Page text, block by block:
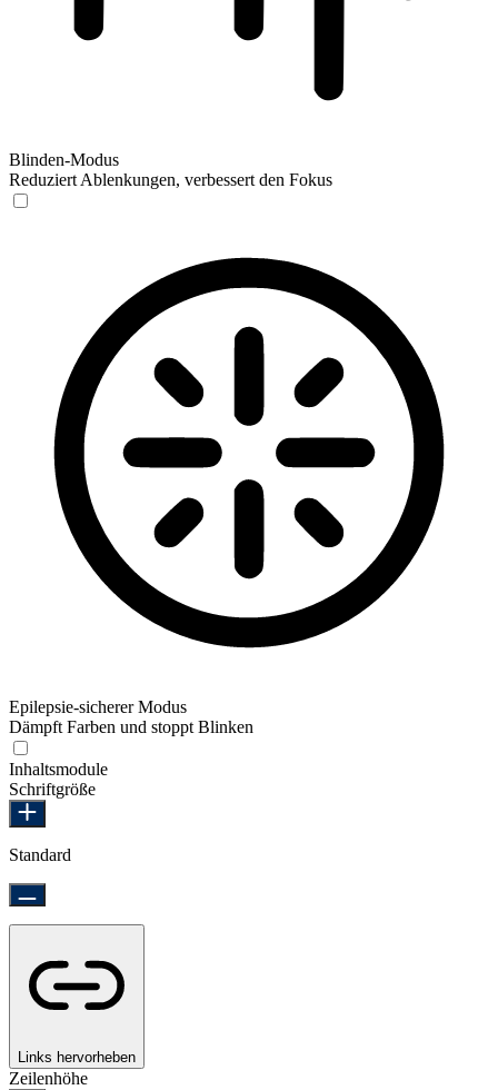
Blinden-Modus
Reduziert Ablenkungen, verbessert den Fokus
Epilepsie-sicherer Modus
Dämpft Farben und stoppt Blinken
Inhaltsmodule
Schriftgröße
Standard
Links hervorheben
Zeilenhöhe